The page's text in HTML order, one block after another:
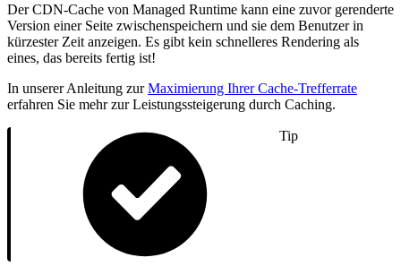
Der CDN-Cache von Managed Runtime kann eine zuvor gerenderte
Version einer Seite zwischenspeichern und sie dem Benutzer in
kürzester Zeit anzeigen. Es gibt kein schnelleres Rendering als
eines, das bereits fertig ist!
In unserer Anleitung zurMaximierung Ihrer Cache-Trefferrate
erfahren Sie mehr zur Leistungssteigerung durch Caching.
Tip